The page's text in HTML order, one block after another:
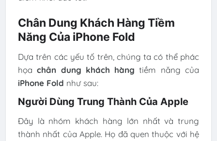
Chân Dung Khách Hàng Tiềm
Năng Của iPhone Fold
Dựa trên các yếu tố trên, chúng ta có thể phác
họachân dung khách hàng tiềm năng của
iPhone Fold như sau:
Người Dùng Trung Thành Của Apple
Đây là nhóm khách hàng lớn nhất và trung
thành nhất của Apple. Họ đã quen thuộc với hệ